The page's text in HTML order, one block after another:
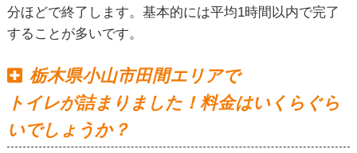
分ほどで終了します。基本的には平均1時間以内で完了
することが多いです。
栃木県小山市田間エリアで
トイレが詰まりました！料金はいくらぐら
いでしょうか？